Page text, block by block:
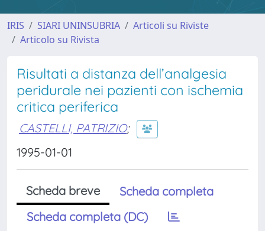
IRIS SIARI UNINSUBRIA
Articoli su Riviste
Articolo su Rivista
Risultati a distanza dell’analgesia
peridurale nei pazienti con ischemia
critica periferica
CASTELLI, PATRIZIO;
1995-01-01
Scheda breve
Scheda completa
Scheda completa (DC)